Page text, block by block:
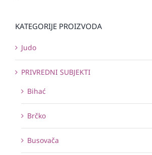
KATEGORIJE PROIZVODA
Judo
PRIVREDNI SUBJEKTI
Bihać
Brčko
Busovača